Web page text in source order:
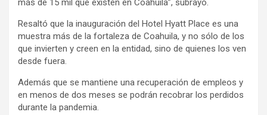
más de 15 mil que existen en Coahuila”, subrayó.
Resaltó que la inauguración del Hotel Hyatt Place es una
muestra más de la fortaleza de Coahuila, y no sólo de los
que invierten y creen en la entidad, sino de quienes los ven
desde fuera.
Además que se mantiene una recuperación de empleos y
en menos de dos meses se podrán recobrar los perdidos
durante la pandemia.